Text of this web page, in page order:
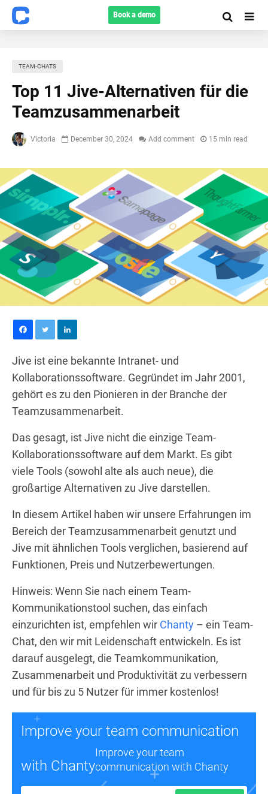
Book a demo
TEAM-CHATS
Top 11 Jive-Alternativen für die
Teamzusammenarbeit
Victoria December 30, 2024 Add comment 15 min read
Jive ist eine bekannte Intranet- und
Kollaborationssoftware. Gegründet im Jahr 2001,
gehört es zu den Pionieren in der Branche der
Teamzusammenarbeit.
Das gesagt, ist Jive nicht die einzige Team-
Kollaborationssoftware auf dem Markt. Es gibt
viele Tools (sowohl alte als auch neue), die
großartige Alternativen zu Jive darstellen.
In diesem Artikel haben wir unsere Erfahrungen im
Bereich der Teamzusammenarbeit genutzt und
Jive mit ähnlichen Tools verglichen, basierend auf
Funktionen, Preis und Nutzerbewertungen.
Hinweis: Wenn Sie nach einem Team-
Kommunikationstool suchen, das einfach
einzurichten ist, empfehlen wir Chanty – ein Team-
Chat, den wir mit Leidenschaft entwickeln. Es ist
darauf ausgelegt, die Teamkommunikation,
Zusammenarbeit und Produktivität zu verbessern
und für bis zu 5 Nutzer für immer kostenlos!
Improve your team communication
with Chanty
Improve your team
communication with Chanty